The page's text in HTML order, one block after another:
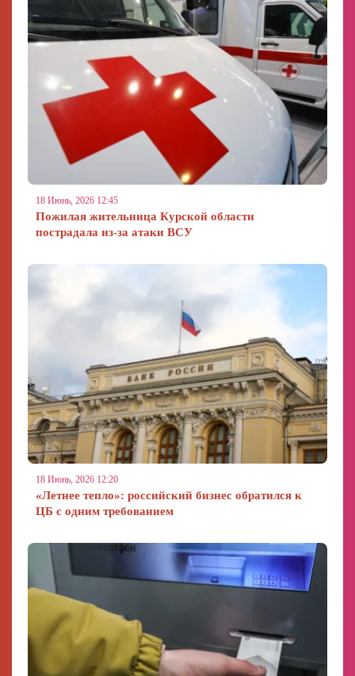
18 Июнь, 2026 12:45
Пожилая жительница Курской области
пострадала из-за атаки ВСУ
18 Июнь, 2026 12:20
«Летнее тепло»: российский бизнес обратился к
ЦБ с одним требованием